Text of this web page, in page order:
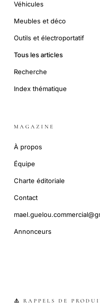
Véhicules
Meubles et déco
Outils et électroportatif
Tous les articles
Recherche
Index thématique
MAGAZINE
À propos
Équipe
Charte éditoriale
Contact
Annonceurs
⚠️ RAPPELS DE